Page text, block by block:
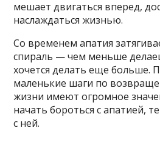
мешает двигаться вперед,
наслаждаться жизнью.
Со временем апатия
спираль — чем меньше
хочется делать еще больше.
маленькие шаги по
жизни имеют огромное
начать бороться с апатией,
с ней.